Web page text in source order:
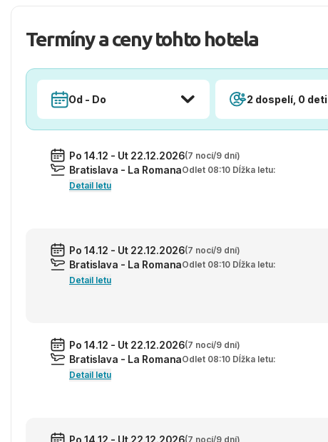
Termíny a ceny tohto hotela
Od - Do 2 dospelí, 0 deti
Po 14.12 - Ut 22.12.2026(7 nocí/9 dní)
Bratislava - La RomanaOdlet 08:10 Dĺžka letu:
Detail letu
Po 14.12 - Ut 22.12.2026(7 nocí/9 dní)
Bratislava - La RomanaOdlet 08:10 Dĺžka letu:
Detail letu
Po 14.12 - Ut 22.12.2026(7 nocí/9 dní)
Bratislava - La RomanaOdlet 08:10 Dĺžka letu:
Detail letu
Po 14.12 - Ut 22.12.2026(7 nocí/9 dní)